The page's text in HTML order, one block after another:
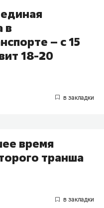
в
– с 15
18-20
время
транша